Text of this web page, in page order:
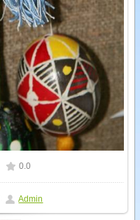
600x900
0.0
Admin